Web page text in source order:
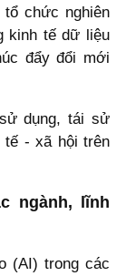
chức nghiên
kinh tế dữ liệu
đẩy đổi mới
dụng, tái sử
tế - xã hội trên
ngành, lĩnh
(AI) trong các